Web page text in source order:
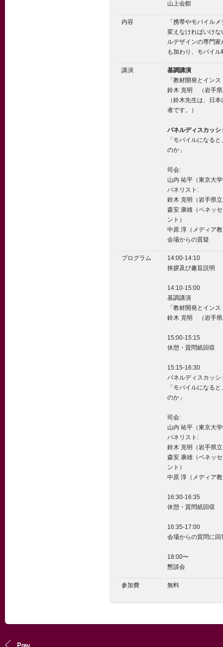
山上会館
内容
「携帯やモバイル
変えなければいけ
ルデザインの専門
も加わり、モバイ
講演
基調講演
「教材開発とイン
鈴木 克明 （岩手県
（鈴木先生は、日
者です。）
パネルディスカッシ
「モバイルになる
のか」
司会:
山内 祐平（東京大
パネリスト:
鈴木 克明（岩手県
森安 康雄（ベネッ
ント）
中原 淳（メディア
会場からの質疑
プログラム
14:00-14:10
挨拶及び趣旨説明
14:10-15:00
基調講演
「教材開発とイン
鈴木 克明 （岩手県
15:00-15:15
休憩・質問紙回収
15:15-16:30
パネルディスカッシ
「モバイルになる
のか」
司会:
山内 祐平（東京大
パネリスト:
鈴木 克明（岩手県
森安 康雄（ベネッ
ント）
中原 淳（メディア
16:30-16:35
休憩・質問紙回収
16:35-17:00
会場からの質問に回
18:00〜
懇談会
参加費 無料
Prev